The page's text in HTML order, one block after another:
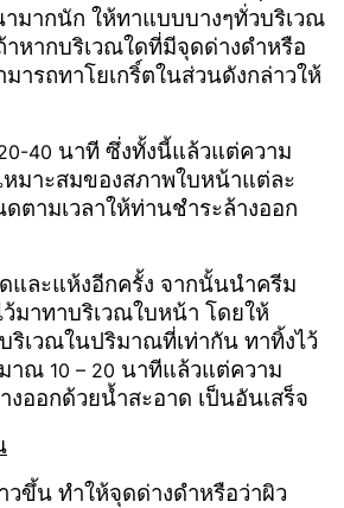
ามากนัก ให้ทาแบบบางๆทั่วบริเวณ
หากบริเวณใดที่มีจุดด่างดำหรือ
ารถทาโยเกริ์ตในส่วนดังกล่าวให้
40 นาที ซึ่งทั้งนี้แล้วแต่ความ
หมาะสมของสภาพใบหน้าแต่ละ
ตามเวลาให้ท่านชำระล้างออก
และแห้งอีกครั้ง จากนั้นนำครีม
ว้มาทาบริเวณใบหน้า โดยให้
ริเวณในปริมาณที่เท่ากัน ทาทิ้งไว้
มาณ 10 – 20 นาทีแล้วแต่ความ
งออกด้วยน้ำสะอาด เป็นอันเสร็จ
ขึ้น ทำให้จุดด่างดำหรือว่าผิว